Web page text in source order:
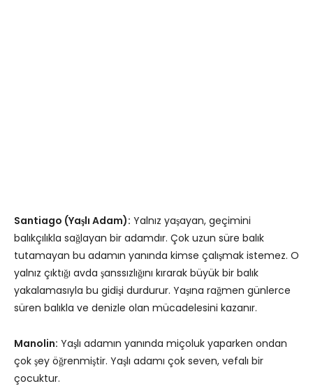
Santiago (Yaşlı Adam): Yalnız yaşayan, geçimini
balıkçılıkla sağlayan bir adamdır. Çok uzun süre balık
tutamayan bu adamın yanında kimse çalışmak istemez. O
yalnız çıktığı avda şanssızlığını kırarak büyük bir balık
yakalamasıyla bu gidişi durdurur. Yaşına rağmen günlerce
süren balıkla ve denizle olan mücadelesini kazanır.
Manolin: Yaşlı adamın yanında miçoluk yaparken ondan
çok şey öğrenmiştir. Yaşlı adamı çok seven, vefalı bir
çocuktur.